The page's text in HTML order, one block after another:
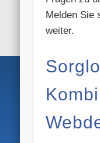
Melden Sie
weiter.